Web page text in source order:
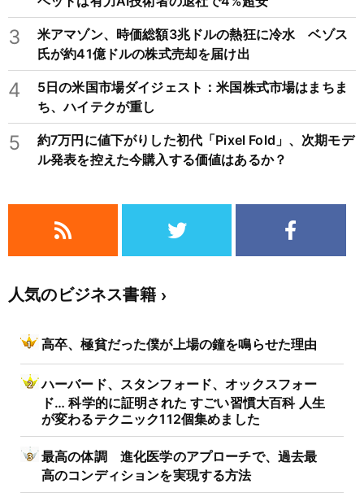
3
米アマゾン、時価総額3兆ドルの熱狂に冷水 ベゾス
氏が約41億ドルの株式売却を届け出
4
5日の米国市場ダイジェスト：米国株式市場はまちま
ち、ハイテクが重し
5
約7万円に値下がりした初代「Pixel Fold」、次期モデ
ル発表を控えた今購入する価値はあるか？
人気のビジネス書籍
高卒、極貧だった僕が上場の鐘を鳴らせた理由
ハーバード、スタンフォード、オックスフォー
ド… 科学的に証明された すごい習慣大百科 人生
が変わるテクニック112個集めました
最高の体調 進化医学のアプローチで、過去最
高のコンディションを実現する方法